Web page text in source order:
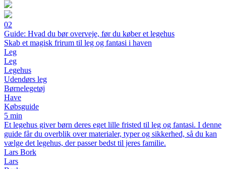
02
Guide: Hvad du bør overveje, før du køber et legehus
Skab et magisk frirum til leg og fantasi i haven
Leg
Leg
Legehus
Udendørs leg
Børnelegetøj
Have
Købsguide
5 min
Et legehus giver børn deres eget lille fristed til leg og fantasi. I denne
guide får du overblik over materialer, typer og sikkerhed, så du kan
vælge det legehus, der passer bedst til jeres familie.
Lars Bork
Lars